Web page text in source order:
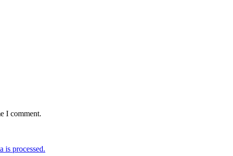
I comment.
is processed.